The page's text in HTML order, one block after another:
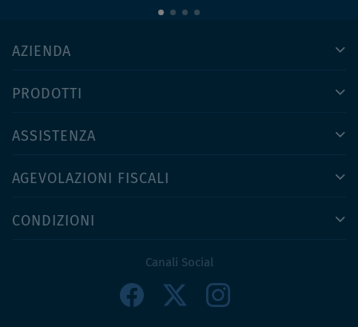
AZIENDA
PRODOTTI
ASSISTENZA
AGEVOLAZIONI FISCALI
CONDIZIONI
Canali Social